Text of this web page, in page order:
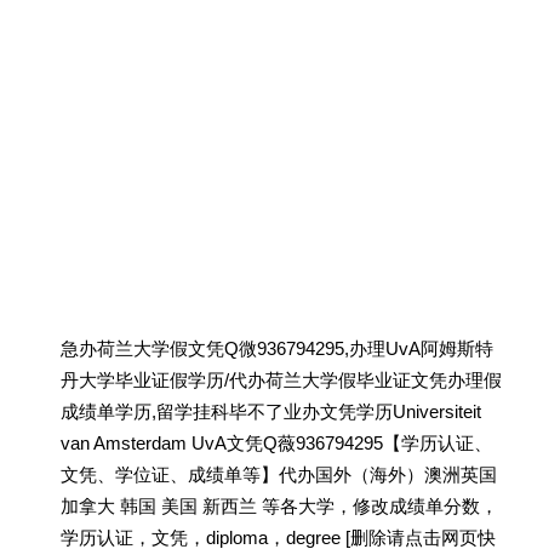
急办荷兰大学假文凭Q微936794295,办理UvA阿姆斯特
丹大学毕业证假学历/代办荷兰大学假毕业证文凭办理假
成绩单学历,留学挂科毕不了业办文凭学历Universiteit
van Amsterdam UvA文凭Q薇936794295【学历认证、
文凭、学位证、成绩单等】代办国外（海外）澳洲英国
加拿大 韩国 美国 新西兰 等各大学，修改成绩单分数，
学历认证，文凭，diploma，degree [删除请点击网页快